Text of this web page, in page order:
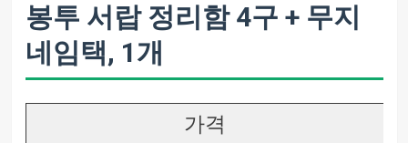
봉투 서랍 정리함 4구 + 무지
네임택, 1개
가격